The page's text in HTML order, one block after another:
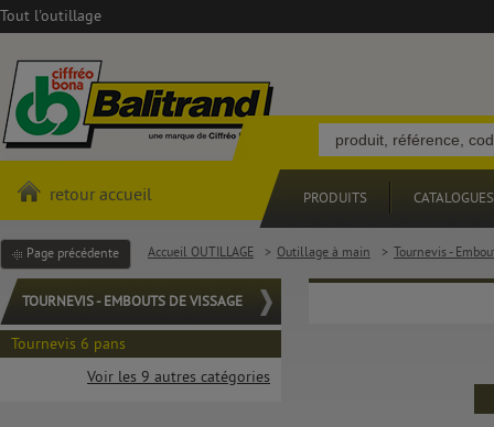
Tout l'outillage
retour accueil PRODUITS CATALOGUES
Page précédente Accueil OUTILLAGE > Outillage à main > Tournevis -
TOURNEVIS - EMBOUTS DE VISSAGE
Tournevis 6 pans
Voir les 9 autres catégories